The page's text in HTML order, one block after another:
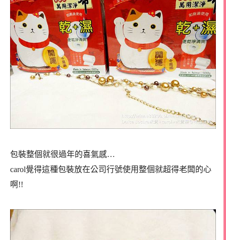
包裝整個就很過年的喜氣感…
carol覺得這種包裝放在公司行號使用整個就超得老闆的心
啊!!